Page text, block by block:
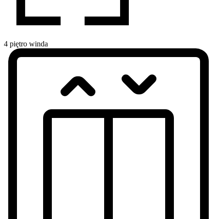
4 piętro winda